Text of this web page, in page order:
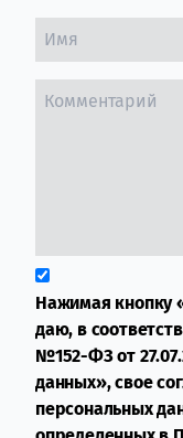
Нажимая кнопку
даю, в
№152-ФЗ от
данных», свое
персональных